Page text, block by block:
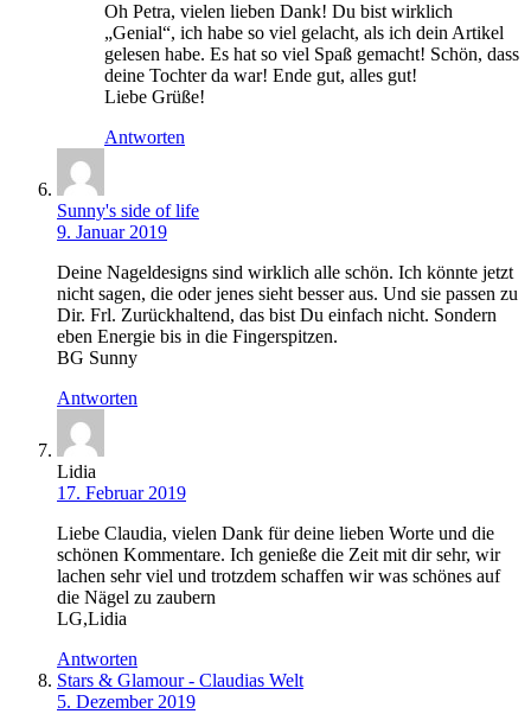
Oh Petra, vielen lieben Dank! Du bist wirklich
„Genial“, ich habe so viel gelacht, als ich dein Artikel
gelesen habe. Es hat so viel Spaß gemacht! Schön, dass
deine Tochter da war! Ende gut, alles gut!
Liebe Grüße!
Antworten
Sunny's side of life
9. Januar 2019
Deine Nageldesigns sind wirklich alle schön. Ich könnte jetzt
nicht sagen, die oder jenes sieht besser aus. Und sie passen zu
Dir. Frl. Zurückhaltend, das bist Du einfach nicht. Sondern
eben Energie bis in die Fingerspitzen.
BG Sunny
Antworten
Lidia
17. Februar 2019
Liebe Claudia, vielen Dank für deine lieben Worte und die
schönen Kommentare. Ich genieße die Zeit mit dir sehr, wir
lachen sehr viel und trotzdem schaffen wir was schönes auf
die Nägel zu zaubern
LG,Lidia
Antworten
Stars & Glamour - Claudias Welt
5. Dezember 2019